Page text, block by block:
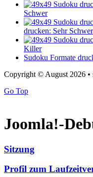
Schwer
drucken: Sehr Schwer
Killer
Sudoku Formate
Copyright © August 2026 •
Go Top
Joomla!-
Sitzung
Profil zum